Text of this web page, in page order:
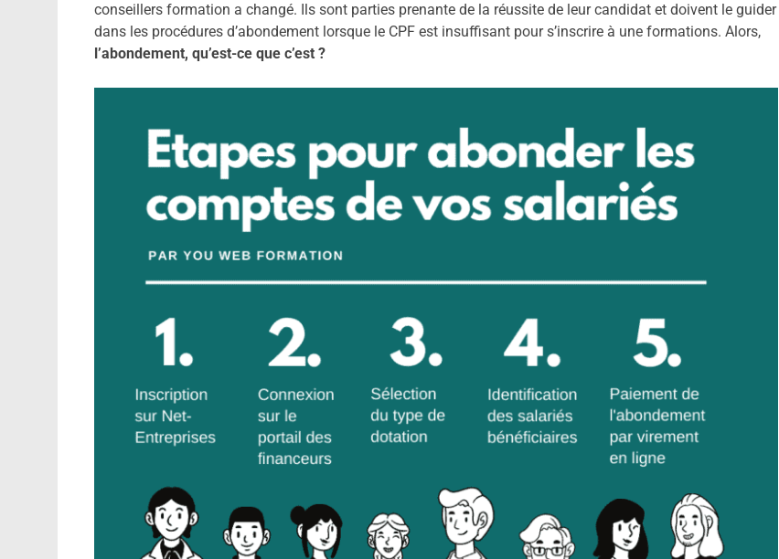
conseillers formation a changé. Ils sont parties prenante de la réussite de leur candidat et doivent le guider
dans les procédures d’abondement lorsque le CPF est insuffisant pour s’inscrire à une formations. Alors,
l’abondement, qu’est-ce que c’est ?